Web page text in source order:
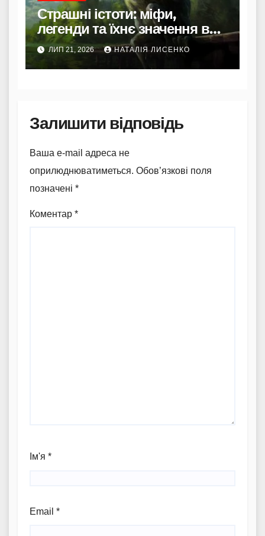
Страшні істоти: міфи,
легенди та їхнє значення в
культурі
ЛИП 21, 2026 НАТАЛІЯ ЛИСЕНКО
Залишити відповідь
Ваша e-mail адреса не
оприлюднюватиметься. Обов’язкові поля
позначені *
Коментар *
Ім'я *
Email *